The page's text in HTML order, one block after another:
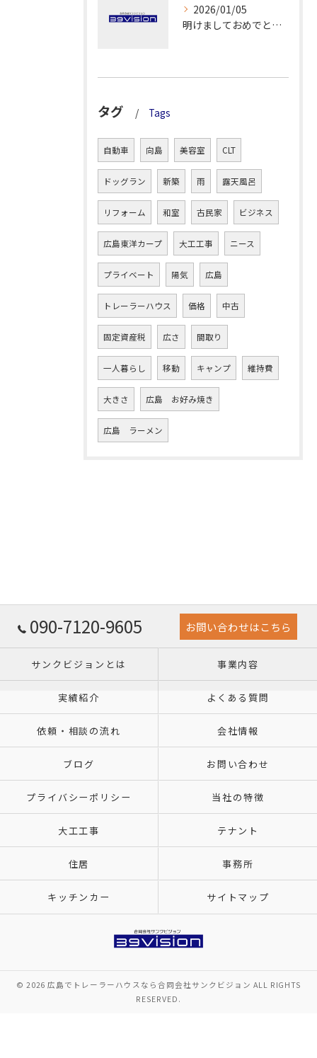
2026/01/05
明けましておめでとうございます！
タグ Tags
自動車 向島 美容室 CLT
ドッグラン 新築 雨 露天風呂
リフォーム 和室 古民家 ビジネス
広島東洋カープ 大工工事 ニース
プライベート 陽気 広島
トレーラーハウス 価格 中古
固定資産税 広さ 間取り
一人暮らし 移動 キャンプ 維持費
大きさ 広島 お好み焼き
広島 ラーメン
090-7120-9605 お問い合わせはこちら
サンクビジョンとは 事業内容
実績紹介 よくある質問
依頼・相談の流れ 会社情報
ブログ お問い合わせ
プライバシーポリシー 当社の特徴
大工工事 テナント
住居 事務所
キッチンカー サイトマップ
© 2026 広島でトレーラーハウスなら合同会社サンクビジョン ALL RIGHTS
RESERVED.